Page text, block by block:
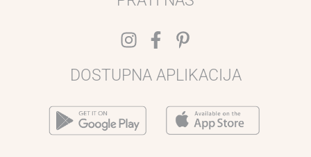
DOSTUPNA APLIKACIJA